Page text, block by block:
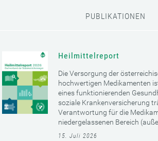
PUBLIKATIONEN
Heilmittelreport
Die Versorgung der
hochwertigen Medikamenten
eines funktionierenden
soziale Krankenversicherung
Verantwortung für die
niedergelassenen Bereich
15. Juli 2026